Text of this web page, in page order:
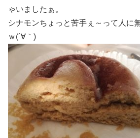
ゃいましたぁ。
シナモンちょっと苦手ぇ～って人に
ｗ(´∀｀)